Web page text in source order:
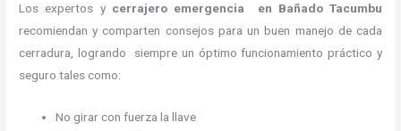
Los expertos y cerrajero emergencia
en Bañado Tacumbu
recomiendan y comparten consejos para un buen manejo de cada
cerradura, logrando siempre un óptimo funcionamiento práctico y
seguro tales como:
No girar con fuerza la llave